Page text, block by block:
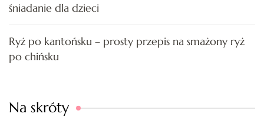
śniadanie dla dzieci
Ryż po kantońsku – prosty przepis na smażony ryż
po chińsku
Na skróty